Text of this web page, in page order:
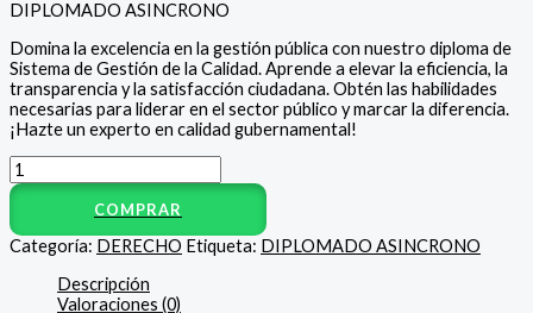
DIPLOMADO ASINCRONO
Domina la excelencia en la gestión pública con nuestro diploma de
Sistema de Gestión de la Calidad. Aprende a elevar la eficiencia, la
transparencia y la satisfacción ciudadana. Obtén las habilidades
necesarias para liderar en el sector público y marcar la diferencia.
¡Hazte un experto en calidad gubernamental!
COMPRAR
Categoría: DERECHO Etiqueta: DIPLOMADO ASINCRONO
Descripción
Valoraciones (0)